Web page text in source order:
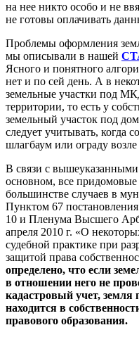
на нее никто особо и не
не готовы оплачивать
Проблемы оформления
мы описывали в нашей
Ясного и понятного
нет и по сей день. А в
земельные участки под
территории, то есть у
земельный участок под
следует учитывать, когда
шлагбаум или ограду
В связи с
основном, все
большинстве случаев в
Пунктом 67
10 и Пленума Высшего
апреля 2010 г. «О
судебной практике при
защитой права
определено, что если
в отношении него не
кадастровый учет,
находится в
правового образования.